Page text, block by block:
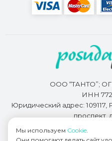
ООО “ТАНТО”;
ИНН
Юридический адрес:
проспект,
Мы используем Cookie.